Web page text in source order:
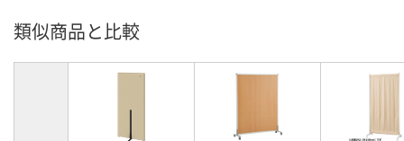
類似商品と比較